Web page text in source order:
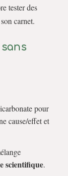
tester des
carnet.
pour
cause/effet et
scientifique.